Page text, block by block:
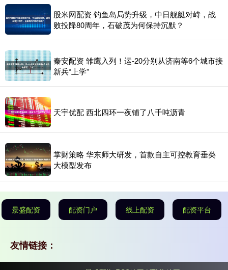
股米网配资 钓鱼岛局势升级，中日舰艇对峙，战
败投降80周年，石破茂为何保持沉默？
秦安配资 雏鹰入列！运-20分别从济南等6个城市接
新兵“上学”
天宇优配 西北四环一夜铺了八千吨沥青
掌财策略 华东师大研发，首款自主可控教育垂类
大模型发布
景盛配资 配资门户 线上配资 配资平台
友情链接：